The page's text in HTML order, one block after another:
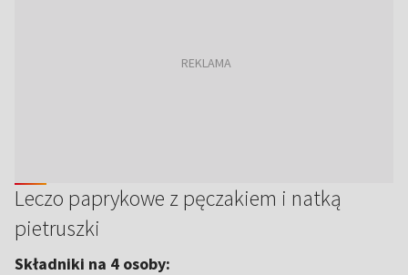
Leczo paprykowe z pęczakiem i natką
pietruszki
Składniki na 4 osoby: